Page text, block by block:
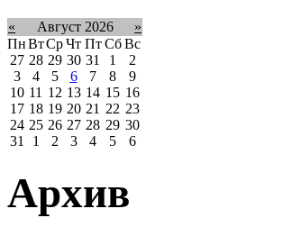
« Август 2026
»
ПнВтСрЧт Пт Сб Вс
27 28 29 30 31 1
2
3
4 5 6 7 8
9
10 11 12 13 14 15 16
17 18 19 20 21 22 23
24 25 26 27 28 29 30
31
1 2 3 4 5 6
Архив